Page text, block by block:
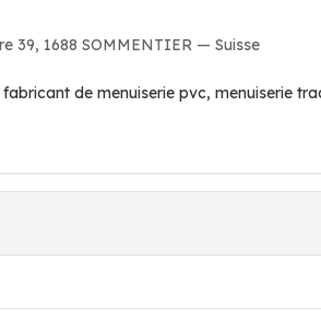
39, 1688 SOMMENTIER — Suisse
de menuiserie pvc, menuiserie